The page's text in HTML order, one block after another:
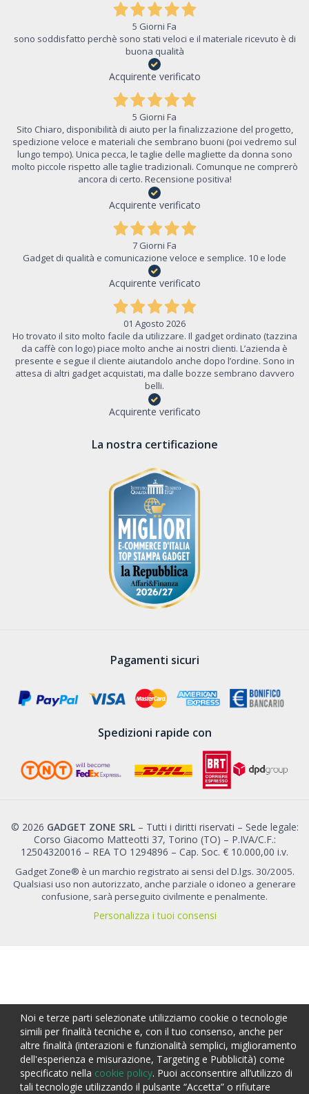
5 Giorni Fa
sono soddisfatto perchè sono stati veloci e il materiale ricevuto è di
buona qualità
Acquirente verificato
5 Giorni Fa
Sito Chiaro, disponibilità di aiuto per la finalizzazione del progetto,
spedizione veloce e materiali che sembrano buoni (poi vedremo sul
lungo tempo). Unica pecca, le taglie delle magliette da donna sono
molto piccole rispetto alle taglie tradizionali. Comunque ne comprerò
ancora di certo. Recensione positiva!
Acquirente verificato
7 Giorni Fa
Gadget di qualità e comunicazione veloce e semplice. 10 e lode
Acquirente verificato
01 Agosto 2026
Ho trovato il sito molto facile da utilizzare. Il gadget ordinato (tazzina
da caffè con logo) piace molto anche ai nostri clienti. L’azienda è
presente e segue il cliente aiutandolo anche dopo l’ordine. Sono in
attesa di altri gadget acquistati, ma dalle bozze sembrano davvero
belli.
Acquirente verificato
La nostra certificazione
Pagamenti sicuri
Spedizioni rapide con
© 2026 GADGET ZONE SRL– Tutti i diritti riservati – Sede legale:
Corso Giacomo Matteotti 37, Torino (TO) – P.IVA/C.F.:
12504320016 – REA TO 1294896 – Cap. Soc. € 10.000,00 i.v.
Gadget Zone® è un marchio registrato ai sensi del D.lgs. 30/2005.
Qualsiasi uso non autorizzato, anche parziale o idoneo a generare
confusione, sarà perseguito civilmente e penalmente.
Personalizza i tuoi consensi
Noi e terze parti selezionate utilizziamo cookie o tecnologie
simili per finalità tecniche e, con il tuo consenso, anche per
altre finalità (interazioni e funzionalità semplici, miglioramento
dell'esperienza e misurazione, Targeting e Pubblicità) come
specificato nella cookie policy. Puoi acconsentire all’utilizzo di
tali tecnologie utilizzando il pulsante “Accetta” o rifiutare